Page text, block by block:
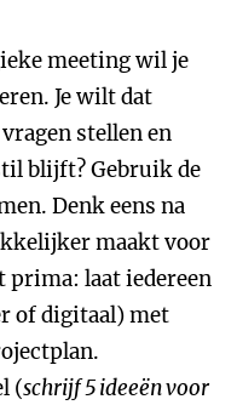
meeting wil je
Je wilt dat
stellen en
blijft? Gebruik de
Denk eens na
maakt voor
prima: laat iedereen
of digitaal) met
(schrijf 5 ideeën voor